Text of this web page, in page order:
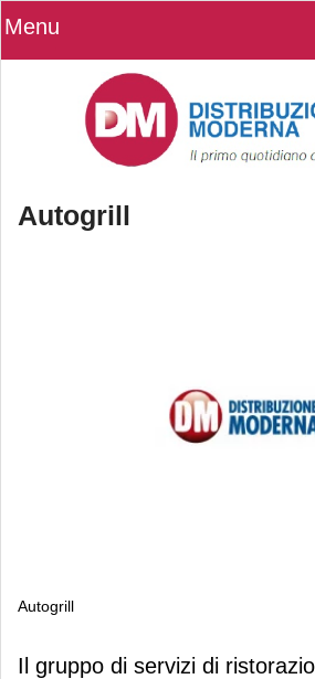
Menu
Autogrill
Autogrill
Autogrill
Il gruppo di servizi di